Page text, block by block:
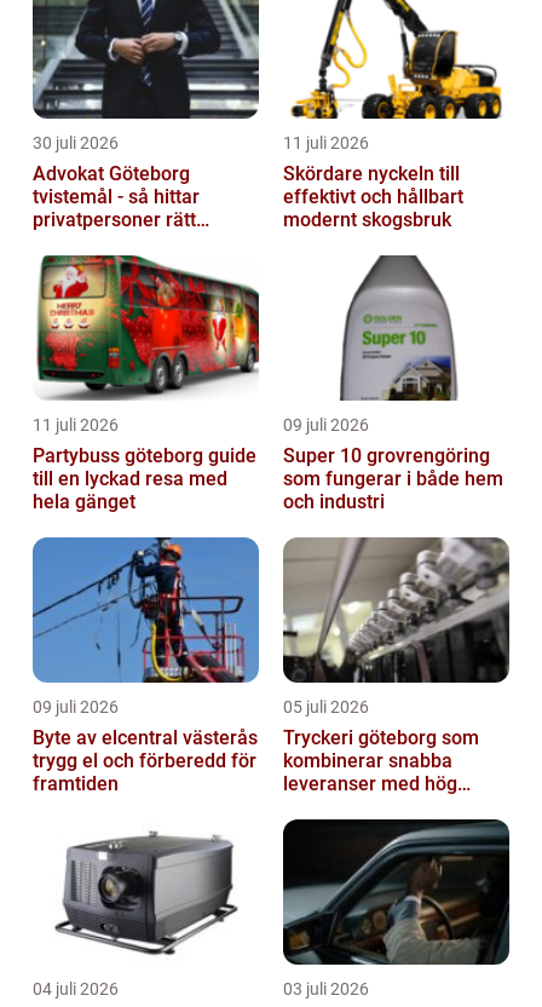
30 juli 2026
Advokat Göteborg
tvistemål - så hittar
privatpersoner rätt
11 juli 2026
Skördare nyckeln till
effektivt och hållbart
modernt skogsbruk
11 juli 2026
Partybuss göteborg guide
till en lyckad resa med
hela gänget
09 juli 2026
Super 10 grovrengöring
som fungerar i både hem
och industri
09 juli 2026
Byte av elcentral västerås
trygg el och förberedd för
framtiden
05 juli 2026
Tryckeri göteborg som
kombinerar snabba
leveranser med hög
04 juli 2026 03 juli 2026